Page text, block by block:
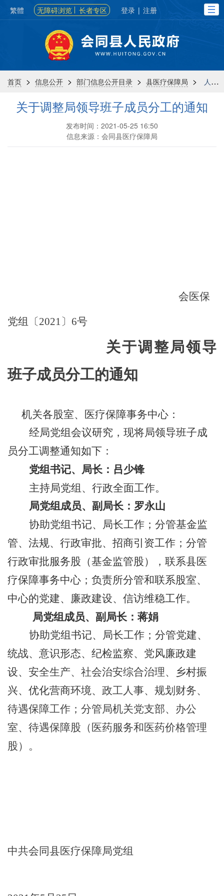
繁體 无障碍浏览 长者专区 登录 | 注册
首页 > 信息公开 > 部门信息公开目录 > 县医疗保障局 > 人事信息
关于调整局领导班子成员分工的通知
发布时间：2021-05-25 16:50
信息来源：会同县医疗保障局
会医保
党组〔2021〕6号
关于调整局领导
班子成员分工的通知
机关各股室、医疗保障事务中心：
经局党组会议研究，现将局领导班子成
员分工调整通知如下：
党组书记、局长：吕少锋
主持局党组、行政全面工作。
局党组成员、副局长：罗永山
协助党组书记、局长工作；分管基金监
管、法规、行政审批、招商引资工作；分管
行政审批服务股（基金监管股），联系县医
疗保障事务中心； 负责所分管和联系股室、
中心的党建、廉政建设、信访维稳工作。
局党组成员、副局长：蒋娟
协助党组书记、局长工作；分管党建、
统战、意识形态、纪检监察、党风廉政建
设、 安全生产、社会治安综合治理、
乡村振
兴、优化营商环境、 政工人事、规划财务、
待遇保障工作；分管局机关党支部、办公
室、待遇保障股（医药服务和医药价格管理
股）。
中共会同县医疗保障局党组